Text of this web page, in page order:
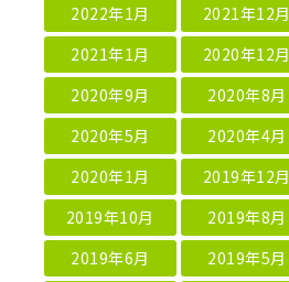
2022年1月
2021年12月
2021年1月
2020年12月
2020年9月
2020年8月
2020年5月
2020年4月
2020年1月
2019年12月
2019年10月
2019年8月
2019年6月
2019年5月